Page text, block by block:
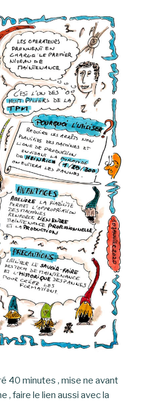
40 minutes , mise ne avant
, faire le lien aussi avec la